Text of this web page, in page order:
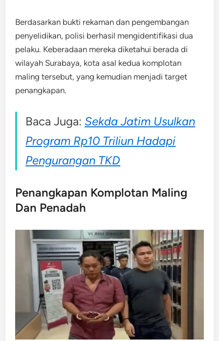
Berdasarkan bukti rekaman dan pengembangan
penyelidikan, polisi berhasil mengidentifikasi dua
pelaku. Keberadaan mereka diketahui berada di
wilayah Surabaya, kota asal kedua komplotan
maling tersebut, yang kemudian menjadi target
penangkapan.
Baca Juga: Sekda Jatim Usulkan
Program Rp10 Triliun Hadapi
Pengurangan TKD
Penangkapan Komplotan Maling
Dan Penadah